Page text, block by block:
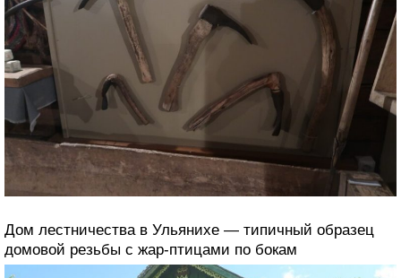
Дом лестничества в Ульянихе — типичный образец
домовой резьбы с жар-птицами по бокам